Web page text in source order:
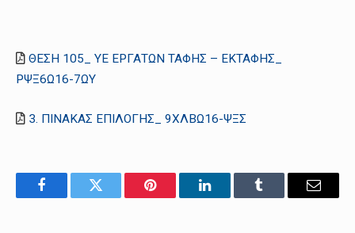
ΘΕΣΗ 105_ ΥΕ ΕΡΓΑΤΩΝ ΤΑΦΗΣ – ΕΚΤΑΦΗΣ_
ΡΨΞ6Ω16-7ΩΥ
3. ΠΙΝΑΚΑΣ ΕΠΙΛΟΓΗΣ_ 9ΧΛΒΩ16-ΨΞΣ
FacebookTwitter Pinterest LinkedInTumblr Email